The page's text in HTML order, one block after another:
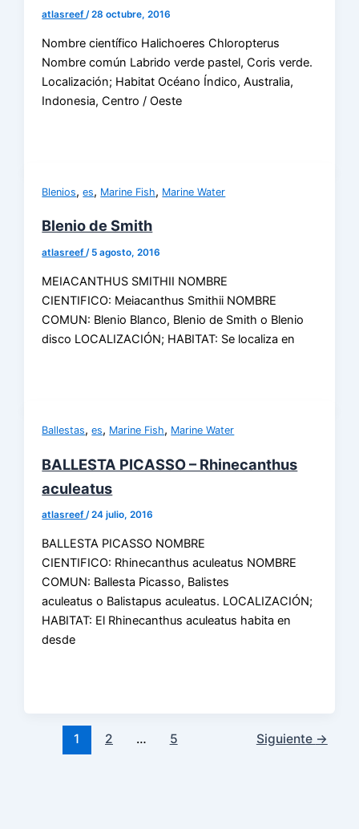
atlasreef/28 octubre, 2016
Nombre científico Halichoeres Chloropterus
Nombre común Labrido verde pastel, Coris verde.
Localización; Habitat Océano Índico, Australia,
Indonesia, Centro / Oeste
Blenios,es, Marine Fish, Marine Water
Blenio de Smith
atlasreef/ 5 agosto, 2016
MEIACANTHUS SMITHII NOMBRE
CIENTIFICO: Meiacanthus Smithii NOMBRE
COMUN: Blenio Blanco, Blenio de Smith o Blenio
disco LOCALIZACIÓN; HABITAT: Se localiza en
Ballestas,es, Marine Fish, Marine Water
BALLESTA PICASSO – Rhinecanthus
aculeatus
atlasreef/24 julio, 2016
BALLESTA PICASSO NOMBRE
CIENTIFICO: Rhinecanthus aculeatus NOMBRE
COMUN: Ballesta Picasso, Balistes
aculeatus o Balistapus aculeatus. LOCALIZACIÓN;
HABITAT: El Rhinecanthus aculeatus habita en
desde
1 2 … 5 Siguiente →